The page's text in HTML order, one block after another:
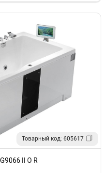
Товарный код: 605617
II O R